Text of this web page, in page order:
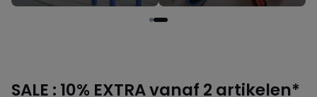
SALE : 10% EXTRA vanaf 2 artikelen*